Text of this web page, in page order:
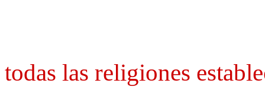
todas las religiones